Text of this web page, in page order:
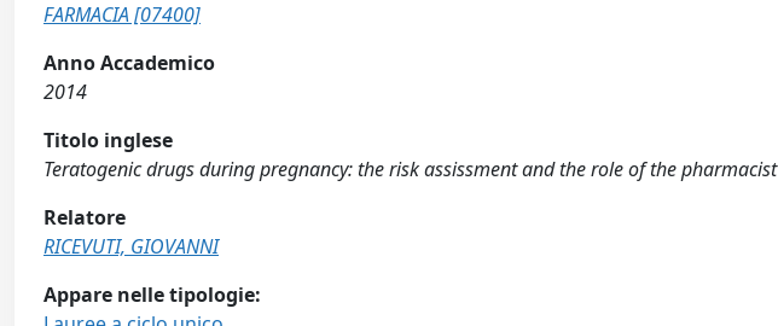
FARMACIA [07400]
Anno Accademico
2014
Titolo inglese
Teratogenic drugs during pregnancy: the risk assissment and the role of the pharmacist
Relatore
RICEVUTI, GIOVANNI
Appare nelle tipologie: